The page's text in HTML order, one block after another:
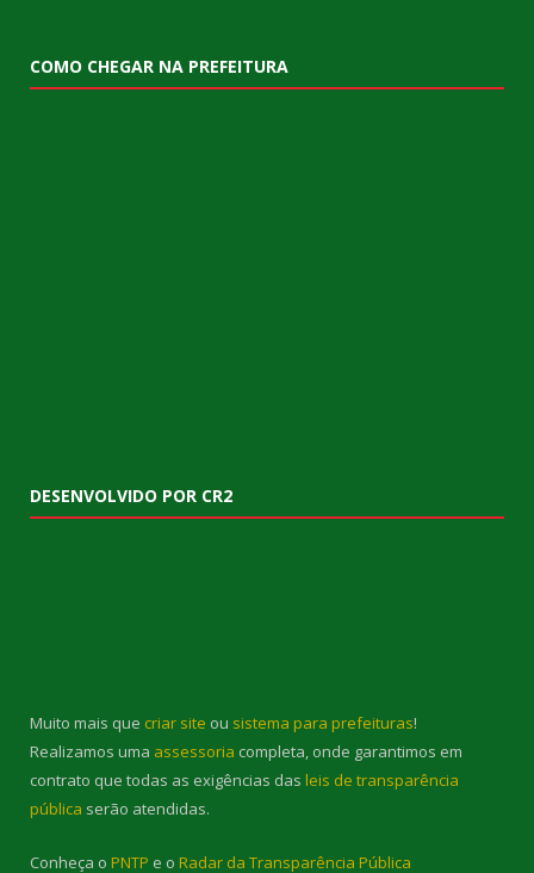
COMO CHEGAR NA PREFEITURA
DESENVOLVIDO POR CR2
Muito mais que criar site ou sistema para prefeituras!
Realizamos uma assessoria completa, onde garantimos em
contrato que todas as exigências das leis de transparência
pública serão atendidas.
Conheça o PNTP e o Radar da Transparência Pública